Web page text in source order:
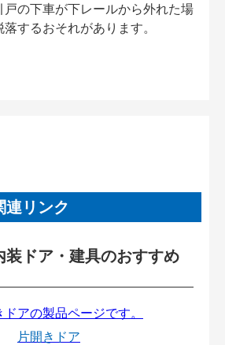
戸の下車が下レールから外れた場
するおそれがあります。
連リンク
装ドア・建具のおすすめ
片開きドア